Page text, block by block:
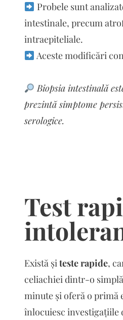
Probele sunt
intestinale, precum
intraepiteliale.
Aceste modificări
Biopsia intestinală
prezintă simptome
serologice.
Test
Există șiteste rapide,
celiachiei dintr-o simplă
minute și oferă o primă
înlocuiesc investigațiile